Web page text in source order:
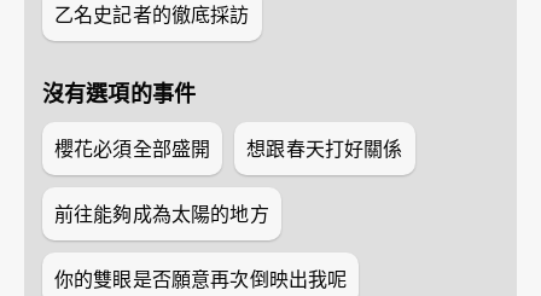
乙名史記者的徹底採訪
沒有選項的事件
櫻花必須全部盛開 想跟春天打好關係
前往能夠成為太陽的地方
你的雙眼是否願意再次倒映出我呢